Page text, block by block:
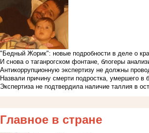
"Бедный Жорик": новые подробности в деле о
И снова о таганрогском фонтане, блогеры
Антикоррупционную экспертизу не должны
Назвали причину смерти подростка, умершего в
Экспертиза не подтвердила наличие таллия в
Главное в стране